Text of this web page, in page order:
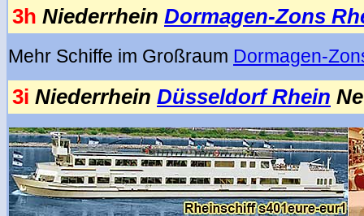
3h Niederrhein Dormagen-Zons
Mehr Schiffe im Großraum Dormagen-
3i Niederrhein Düsseldorf Rhein